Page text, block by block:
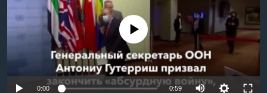
Learning English
СОЦИАЛЬНЫЕ СЕТИ
No media source currently available
0:00 0:59